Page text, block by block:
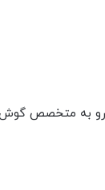
رو به متخصص